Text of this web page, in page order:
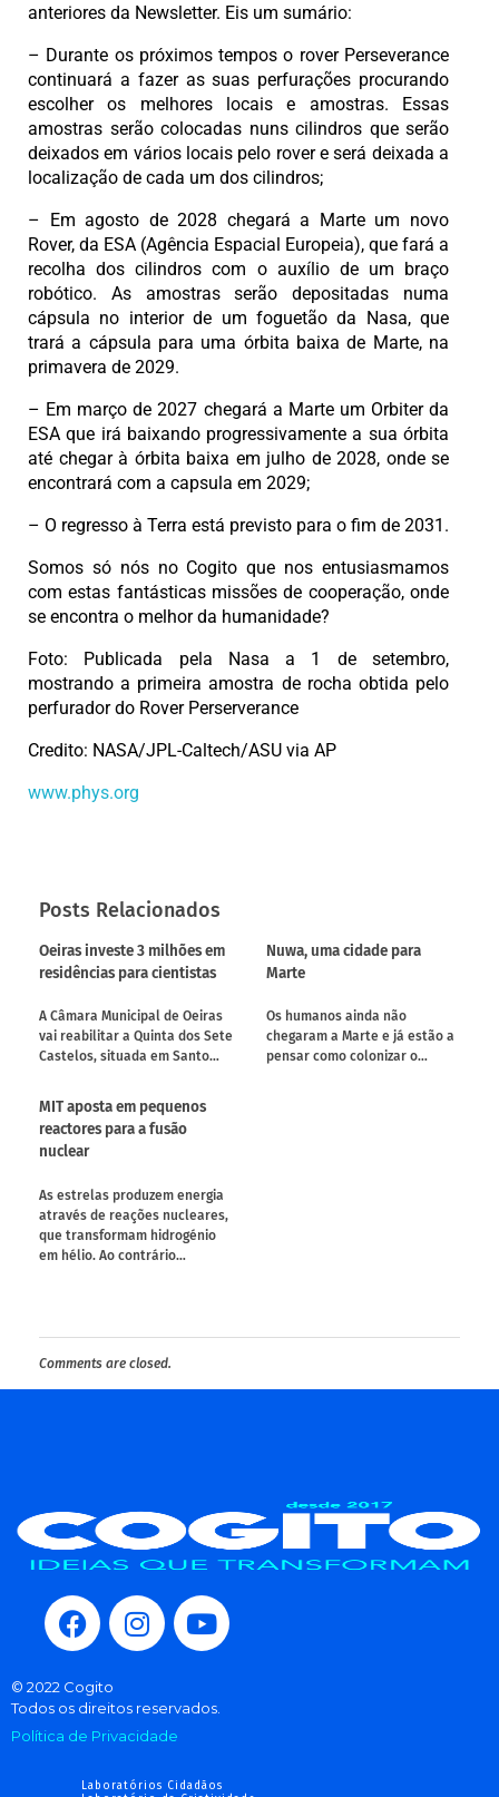
anteriores da Newsletter. Eis um sumário:
– Durante os próximos tempos o rover Perseverance
continuará a fazer as suas perfurações procurando
escolher os melhores locais e amostras. Essas
amostras serão colocadas nuns cilindros que serão
deixados em vários locais pelo rover e será deixada a
localização de cada um dos cilindros;
– Em agosto de 2028 chegará a Marte um novo
Rover, da ESA (Agência Espacial Europeia), que fará a
recolha dos cilindros com o auxílio de um braço
robótico. As amostras serão depositadas numa
cápsula no interior de um foguetão da Nasa, que
trará a cápsula para uma órbita baixa de Marte, na
primavera de 2029.
– Em março de 2027 chegará a Marte um Orbiter da
ESA que irá baixando progressivamente a sua órbita
até chegar à órbita baixa em julho de 2028, onde se
encontrará com a capsula em 2029;
– O regresso à Terra está previsto para o fim de 2031.
Somos só nós no Cogito que nos entusiasmamos
com estas fantásticas missões de cooperação, onde
se encontra o melhor da humanidade?
Foto: Publicada pela Nasa a 1 de setembro,
mostrando a primeira amostra de rocha obtida pelo
perfurador do Rover Perserverance
Credito: NASA/JPL-Caltech/ASU via AP
www.phys.org
Posts Relacionados
Oeiras investe 3 milhões em
residências para cientistas
A Câmara Municipal de Oeiras
vai reabilitar a Quinta dos Sete
Castelos, situada em Santo…
Nuwa, uma cidade para
Marte
Os humanos ainda não
chegaram a Marte e já estão a
pensar como colonizar o…
MIT aposta em pequenos
reactores para a fusão
nuclear
As estrelas produzem energia
através de reações nucleares,
que transformam hidrogénio
em hélio. Ao contrário…
Comments are closed.
© 2022 Cogito
Todos os direitos reservados.
Política de Privacidade
Laboratórios Cidadãos